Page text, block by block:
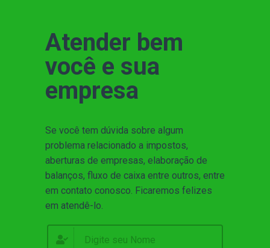
Atender bem
você e sua
empresa
Se você tem dúvida sobre algum
problema relacionado a impostos,
aberturas de empresas, elaboração de
balanços, fluxo de caixa entre outros, entre
em contato conosco. Ficaremos felizes
em atendê-lo.